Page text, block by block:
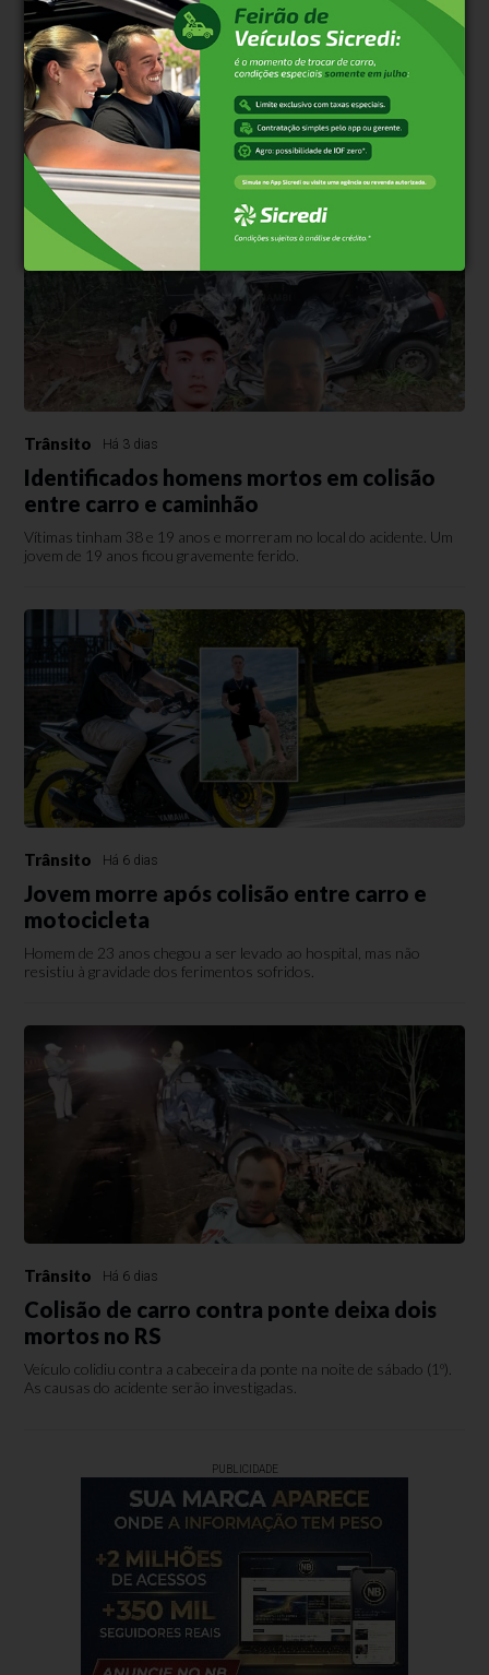
Trânsito Há 23 horas
Motociclista morre após ser atingido por
árvore durante temporal
Acidente ocorreu na noite de quinta-feira (6); vítima tinha 33 anos e
morreu no local.
Trânsito Há 3 dias
Identificados homens mortos em colisão
entre carro e caminhão
Vítimas tinham 38 e 19 anos e morreram no local do acidente. Um
jovem de 19 anos ficou gravemente ferido.
Trânsito Há 6 dias
Jovem morre após colisão entre carro e
motocicleta
Homem de 23 anos chegou a ser levado ao hospital, mas não
resistiu à gravidade dos ferimentos sofridos.
Trânsito Há 6 dias
Colisão de carro contra ponte deixa dois
mortos no RS
Veículo colidiu contra a cabeceira da ponte na noite de sábado (1º).
As causas do acidente serão investigadas.
PUBLICIDADE